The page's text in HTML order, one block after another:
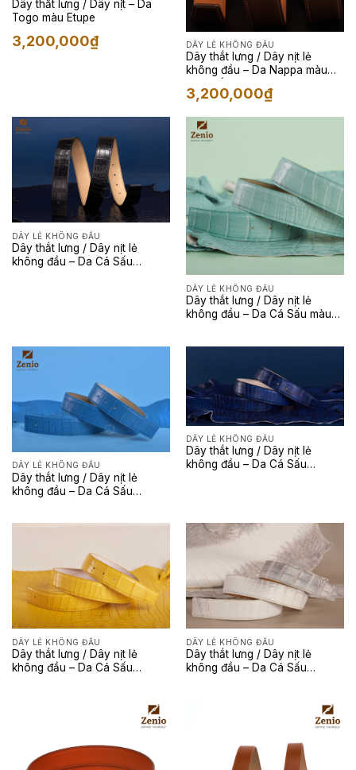
Dây thắt lưng / Dây nịt – Da
Togo màu Etupe
3,200,000₫ DÂY LẺ KHÔNG ĐẦU
Dây thắt lưng / Dây nịt lẻ
không đầu – Da Nappa màu
3,200,000₫
DÂY LẺ KHÔNG ĐẦU
Dây thắt lưng / Dây nịt lẻ
không đầu – Da Cá Sấu
DÂY LẺ KHÔNG ĐẦU
Dây thắt lưng / Dây nịt lẻ
không đầu – Da Cá Sấu màu
DÂY LẺ KHÔNG ĐẦU
Dây thắt lưng / Dây nịt lẻ
không đầu – Da Cá Sấu
DÂY LẺ KHÔNG ĐẦU
Dây thắt lưng / Dây nịt lẻ
không đầu – Da Cá Sấu
DÂY LẺ KHÔNG ĐẦU
Dây thắt lưng / Dây nịt lẻ
không đầu – Da Cá Sấu
DÂY LẺ KHÔNG ĐẦU
Dây thắt lưng / Dây nịt lẻ
không đầu – Da Cá Sấu